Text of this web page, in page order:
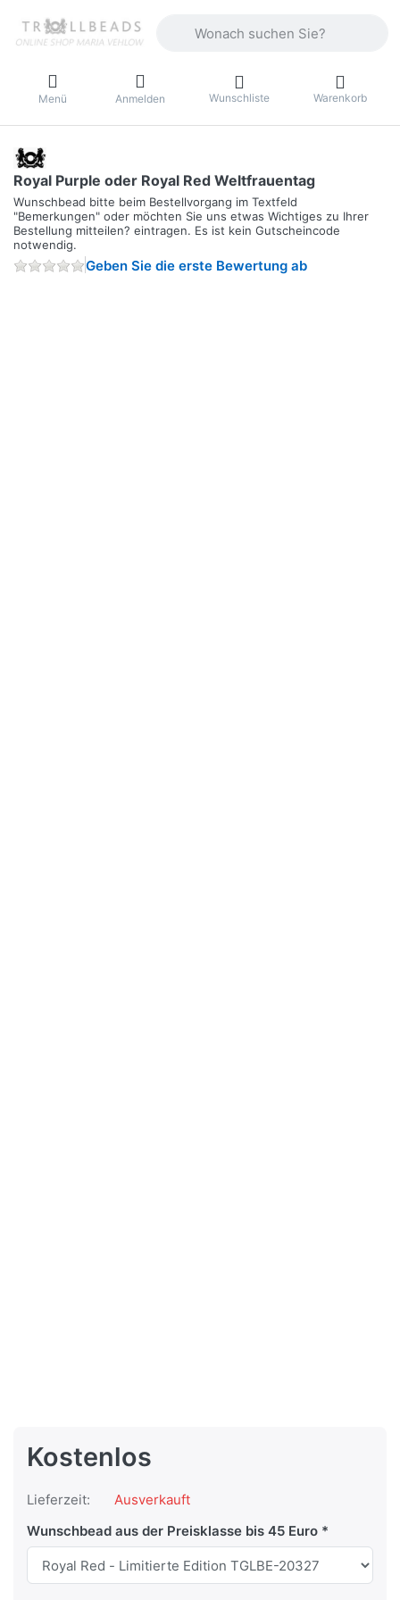
Menü Anmelden Wunschliste Warenkorb
Royal Purple oder Royal Red Weltfrauentag
Wunschbead bitte beim Bestellvorgang im Textfeld
"Bemerkungen" oder möchten Sie uns etwas Wichtiges zu Ihrer
Bestellung mitteilen? eintragen. Es ist kein Gutscheincode
notwendig.
Geben Sie die erste Bewertung ab
Kostenlos
Lieferzeit:
Ausverkauft
Wunschbead aus der Preisklasse bis 45 Euro